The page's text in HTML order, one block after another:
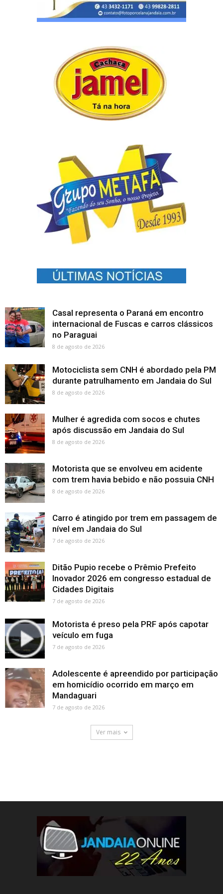
Casal representa o Paraná em encontro
internacional de Fuscas e carros clássicos
no Paraguai
8 de agosto de 2026
Motociclista sem CNH é abordado pela PM
durante patrulhamento em Jandaia do Sul
8 de agosto de 2026
Mulher é agredida com socos e chutes
após discussão em Jandaia do Sul
8 de agosto de 2026
Motorista que se envolveu em acidente
com trem havia bebido e não possuia CNH
8 de agosto de 2026
Carro é atingido por trem em passagem de
nível em Jandaia do Sul
7 de agosto de 2026
Ditão Pupio recebe o Prêmio Prefeito
Inovador 2026 em congresso estadual de
Cidades Digitais
7 de agosto de 2026
Motorista é preso pela PRF após capotar
veículo em fuga
7 de agosto de 2026
Adolescente é apreendido por participação
em homicídio ocorrido em março em
Mandaguari
7 de agosto de 2026
Ver mais